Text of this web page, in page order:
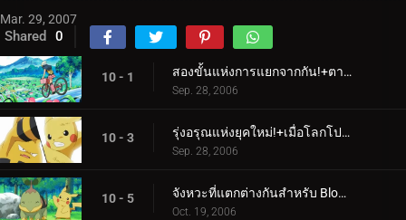
Mar. 29, 2007
Shared 0
10 - 1 สองขั้นแห่งการแยกจากกัน!+ตามการเดินทางของหญิงสาว!
Sep. 28, 2006
10 - 3 รุ่งอรุณแห่งยุคใหม่!+เมื่อโลกโปเกมอนมาปะทะกัน!
Sep. 28, 2006
10 - 5 จังหวะที่แตกต่างกันสำหรับ Blokes ที่แตกต่างกัน! + Gettin 'ทวิกกี้ด้วย!
Oct. 19, 2006